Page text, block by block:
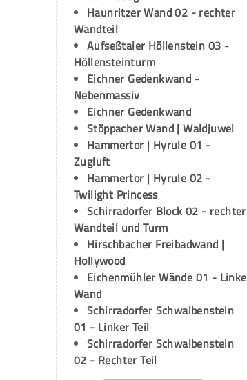
Haunritzer Wand 02 - rechter
Wandteil
Aufseßtaler Höllenstein 03 -
Höllensteinturm
Eichner Gedenkwand -
Nebenmassiv
Eichner Gedenkwand
Stöppacher Wand | Waldjuwel
Hammertor | Hyrule 01 -
Zugluft
Hammertor | Hyrule 02 -
Twilight Princess
Schirradorfer Block 02 - rechter
Wandteil und Turm
Hirschbacher Freibadwand |
Hollywood
Eichenmühler Wände 01 - Linke
Wand
Schirradorfer Schwalbenstein
01 - Linker Teil
Schirradorfer Schwalbenstein
02 - Rechter Teil